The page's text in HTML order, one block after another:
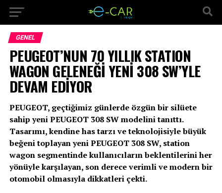
GENEL
PEUGEOT’NUN 70 YILLIK STATION
WAGON GELENEĞİ YENİ 308 SW’YLE
DEVAM EDİYOR
PEUGEOT, geçtiğimiz günlerde özgün bir silüete
sahip yeni PEUGEOT 308 SW modelini tanıttı.
Tasarımı, kendine has tarzı ve teknolojisiyle büyük
beğeni toplayan yeni PEUGEOT 308 SW, station
wagon segmentinde kullanıcıların beklentilerini her
yönüyle karşılayan, son derece verimli ve modern bir
otomobil olmasıyla dikkatleri çekti.